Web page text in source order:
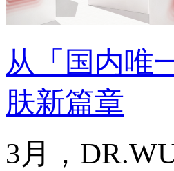
从「国内唯
肤新篇章
3月，